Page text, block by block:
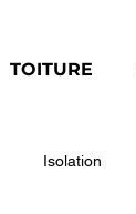
TOITURE
Isolation